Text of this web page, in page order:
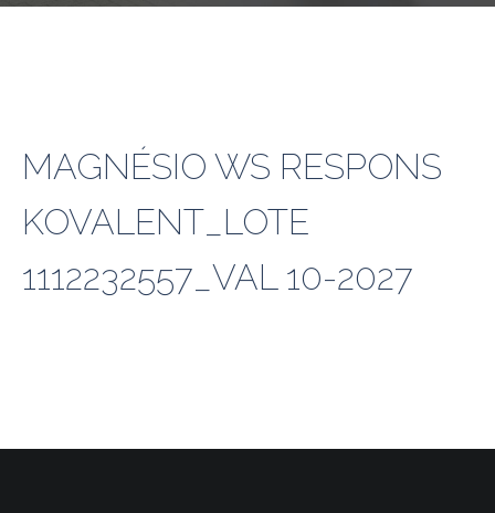
MAGNÉSIO WS RESPONS
KOVALENT_LOTE
1112232557_VAL 10-2027